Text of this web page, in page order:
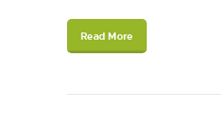
Read More